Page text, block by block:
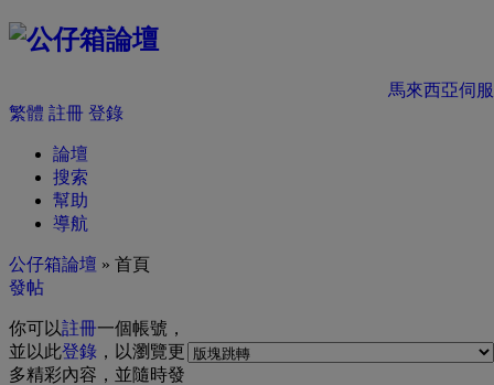
馬來西亞伺
繁體 註冊 登錄
論壇
搜索
幫助
導航
公仔箱論壇 » 首頁
發帖
你可以註冊一個帳號，
並以此登錄 ，以瀏覽更
多精彩內容，並隨時發